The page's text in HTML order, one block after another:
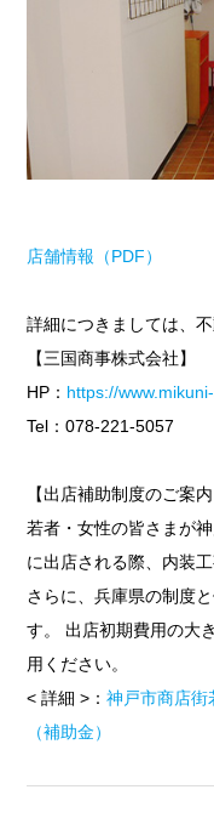
店舗情報（PDF）
詳細につきましては、
【三国商事株式会社】
HP： https://
Tel：078-221-5057
【出店補助制度のご案内
若者・女性の皆さまが
に出店される際、内装
さらに、兵庫県の制度
す。 出店初期費用の大
用ください。
< 詳細 >：神戸市商店街
（補助金）